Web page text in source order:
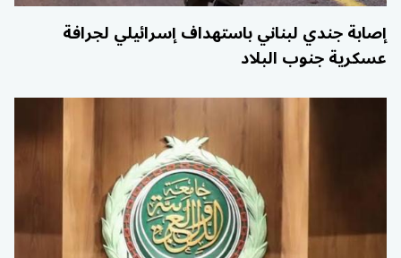
إصابة جندي لبناني باستهداف إسرائيلي لجرافة
عسكرية جنوب البلاد